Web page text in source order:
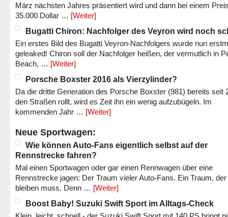
März nächsten Jahres präsentiert wird und dann bei einem
35.000 Dollar … [Weiter]
Bugatti Chiron: Nachfolger des Veyron wird noch
Ein erstes Bild des Bugatti Veyron-Nachfolgers wurde nun
geleaked! Chiron soll der Nachfolger heißen, der vermutlich in
Beach, … [Weiter]
Porsche Boxster 2016 als Vierzylinder?
Da die dritte Generation des Porsche Boxster (981) bereits seit
den Straßen rollt, wird es Zeit ihn ein wenig aufzubügeln. Im
kommenden Jahr … [Weiter]
Neue Sportwagen:
Wie können Auto-Fans eigentlich selbst auf der
Rennstrecke fahren?
Mal einen Sportwagen oder gar einen Rennwagen über eine
Rennstrecke jagen: Der Traum vieler Auto-Fans. Ein Traum,
bleiben muss. Denn … [Weiter]
Boost Baby! Suzuki Swift Sport im Alltags-Check